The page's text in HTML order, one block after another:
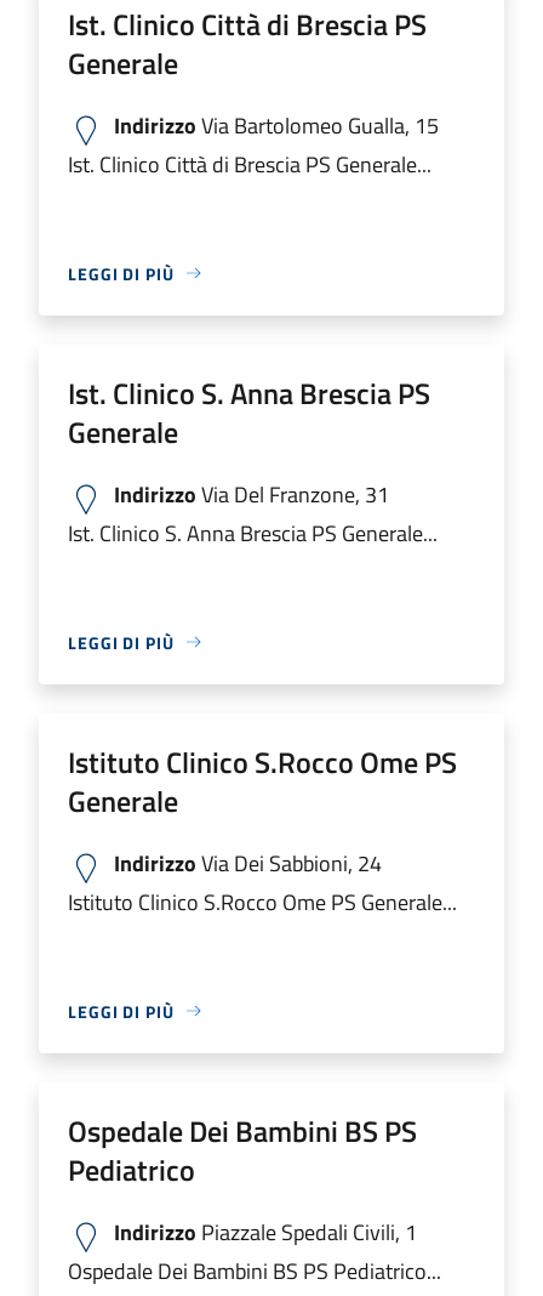
Ist. Clinico Città di Brescia PS
Generale
IndirizzoVia Bartolomeo Gualla, 15
Ist. Clinico Città di Brescia PS Generale...
LEGGI DI PIÙ
Ist. Clinico S. Anna Brescia PS
Generale
IndirizzoVia Del Franzone, 31
Ist. Clinico S. Anna Brescia PS Generale...
LEGGI DI PIÙ
Istituto Clinico S.Rocco Ome PS
Generale
IndirizzoVia Dei Sabbioni, 24
Istituto Clinico S.Rocco Ome PS Generale...
LEGGI DI PIÙ
Ospedale Dei Bambini BS PS
Pediatrico
Indirizzo Piazzale Spedali Civili, 1
Ospedale Dei Bambini BS PS Pediatrico...